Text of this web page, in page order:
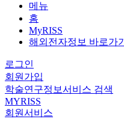
메뉴
홈
MyRISS
해외전자정보 바로가기
로그인
회원가입
학술연구정보서비스 검색
MYRISS
회원서비스